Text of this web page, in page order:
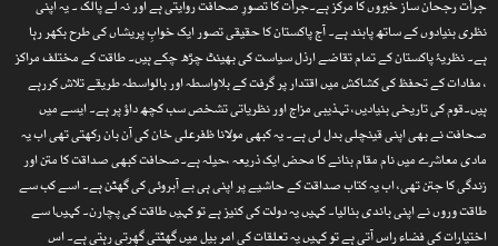
جرأت رجحان ساز خبروں کا مرکز ہے۔جرأت کا تصورِ صحافت روایتی ہے اور نہ لے پالک ۔ یہ اپنی
نظری بنیادوں کے ساتھ پابند ہے۔ آج پاکستان کا حقیقی تصور ایک خوابِ پریشاں کی طرح بکھر رہا
ہے۔ نظریۂ پاکستان کے تمام تقاضے ارذل سیاست کی بھینٹ چڑھ چکے ہیں۔ طاقت کے مختلف مراکز
، مفادات کے تحفظ کی کشاکش میں اقتدار پر گرفت کے بلاواسطہ اور بالواسطہ طریقے تلاش کررہے
ہیں۔قوم کی تاریخی بنیادیں، تہذیبی مزاج اور نظریاتی تشخص سب کچھ داؤ پر ہے۔ ایسے میں
صحافت نے بھی اپنی قینچلی بدل لی ہے۔ یہ کبھی مولانا ظفرعلی خان کی آن بان رکھتی تھی اب یہ
مادی معاشرے میں نام مقام بنانے کا محض ایک ذریعہ ،حیلہ ہے۔صحافت کبھی صداقت کا متن اور
زندگی کا جتن تھی، اب یہ کتاب صداقت کے حاشیے پر اپنی ہی بے آبروئی کی گھٹن ہے۔ اسے کب سے
طاقت وروں نے اپنی باندی بنالیا۔ کہیں یہ دولت کی کنیز ہے تو کہیں طاقت کی پچارن۔ کہیںا سے
اختیارات کی فضاء راس آتی ہے تو کہیں یہ تعلقات کی امر بیل میں گھٹتی گھِرتی رہتی ہے۔ اس